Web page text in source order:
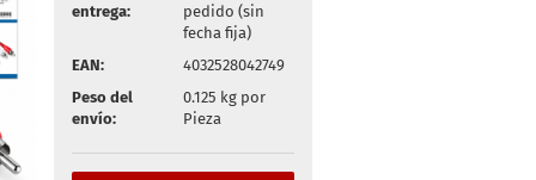
entrega:
pedido (sin
fecha fija)
EAN:
4032528042749
Peso del
envío:
0.125 kg por
Pieza